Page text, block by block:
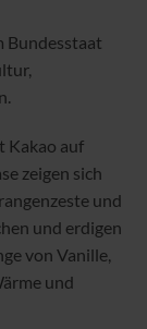
Bundesstaat
Kakao auf
zeigen sich
und
und erdigen
von Vanille,
und